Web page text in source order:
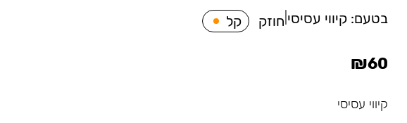
בטעם: קיווי עסיסי חוזק קל
₪60
קיווי עסיסי